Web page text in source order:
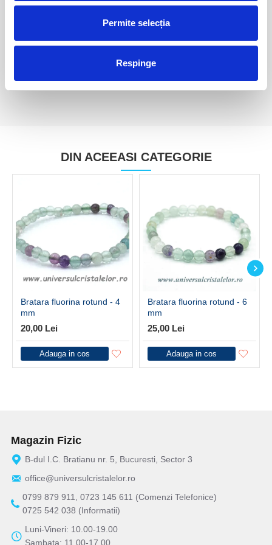
Permite selecția
Respinge
DIN ACEEASI CATEGORIE
Bratara fluorina rotund - 4
mm
20,00 Lei
Adauga in cos
Bratara fluorina rotund - 6
mm
25,00 Lei
Adauga in cos
Magazin Fizic
B-dul I.C. Bratianu nr. 5, Bucuresti, Sector 3
office@universulcristalelor.ro
0799 879 911, 0723 145 611 (Comenzi Telefonice)
0725 542 038 (Informatii)
Luni-Vineri: 10.00-19.00
Sambata: 11.00-17.00